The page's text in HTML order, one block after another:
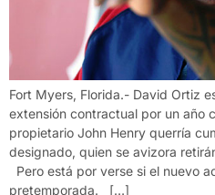
Fort Myers, Florida.- David Ortiz
extensión contractual por un año
propietario John Henry querría
designado, quien se avizora
Pero está por verse si el nuevo
pretemporada. […]